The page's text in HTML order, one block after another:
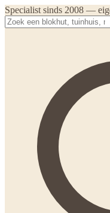
Specialist sinds 2008 —